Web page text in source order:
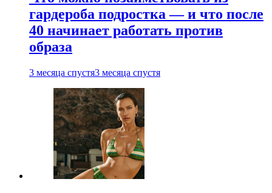
гардероба подростка — и что после
40 начинает работать против
образа
3 месяца спустя3 месяца спустя